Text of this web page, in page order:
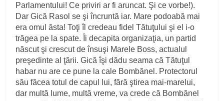
Parlamentului! Ce priviri ar fi aruncat. Şi ce vorbe!).
Dar Gică Rasol se şi încruntă iar. Mare podoabă mai
era omul ăsta! Toţi îl credeau fidel Tătuţului şi el i‑o
trăgea pe la spate. Îi decapita organizaţia, un partid
născut şi crescut de însuşi Marele Boss, actualul
preşedinte al ţării. Gică îşi dădu seama că Tătuţul
habar nu are ce pune la cale Bombănel. Protectorul
său făcea totul de capul lui, fără ştirea mai‑marelui,
dar multă lume, multă vreme, va crede că Bombănel